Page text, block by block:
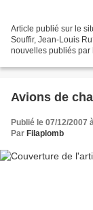
Article publié sur le
Souffir, Jean-Louis
nouvelles publiés par
Avions de
Publié le 07/12/2007
Par Filaplomb